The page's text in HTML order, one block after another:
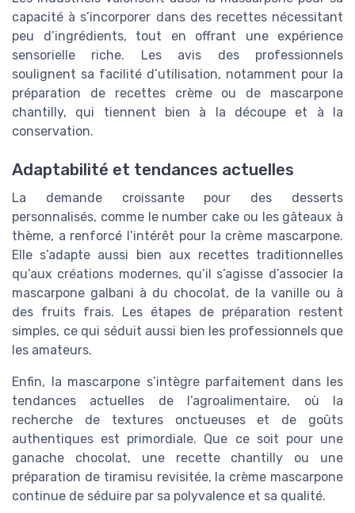
capacité à s’incorporer dans des recettes nécessitant
peu d’ingrédients, tout en offrant une expérience
sensorielle riche. Les avis des professionnels
soulignent sa facilité d’utilisation, notamment pour la
préparation de recettes crème ou de mascarpone
chantilly, qui tiennent bien à la découpe et à la
conservation.
Adaptabilité et tendances actuelles
La demande croissante pour des desserts
personnalisés, comme le number cake ou les gâteaux à
thème, a renforcé l’intérêt pour la crème mascarpone.
Elle s’adapte aussi bien aux recettes traditionnelles
qu’aux créations modernes, qu’il s’agisse d’associer la
mascarpone galbani à du chocolat, de la vanille ou à
des fruits frais. Les étapes de préparation restent
simples, ce qui séduit aussi bien les professionnels que
les amateurs.
Enfin, la mascarpone s’intègre parfaitement dans les
tendances actuelles de l’agroalimentaire, où la
recherche de textures onctueuses et de goûts
authentiques est primordiale. Que ce soit pour une
ganache chocolat, une recette chantilly ou une
préparation de tiramisu revisitée, la crème mascarpone
continue de séduire par sa polyvalence et sa qualité.